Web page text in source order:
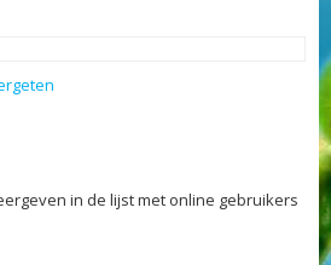
in de lijst met online gebruikers